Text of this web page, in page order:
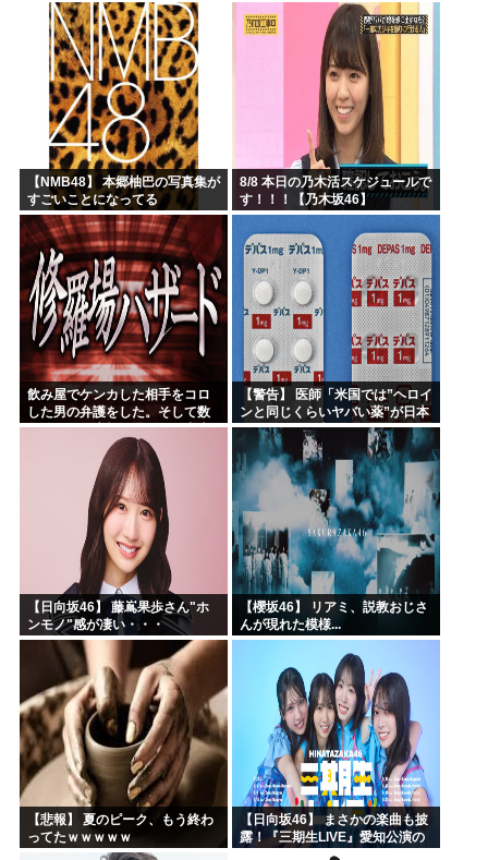
微妙な漫画を巻頭カラーにした
せいで100万部切る
【NMB48】 本郷柚巴の写真集が
すごいことになってる
8/8 本日の乃木活スケジュールで
す！！！【乃木坂46】
飲み屋でケンカした相手をコロ
した男の弁護をした。そして数
年後、因果応報を思わせる出来
【警告】 医師「米国では”ヘロイ
ンと同じくらいヤバい薬”が日本
では平気で処方されてる」
【日向坂46】 藤嶌果歩さん"ホ
ンモノ"感が凄い・・・
【櫻坂46】 リアミ、説教おじさ
んが現れた模様...
【悲報】 夏のピーク、もう終わ
ってたｗｗｗｗｗ
【日向坂46】 まさかの楽曲も披
露！『三期生LIVE』愛知公演の